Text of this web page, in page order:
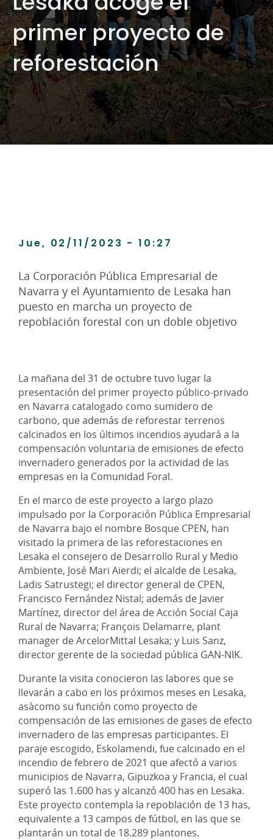
primer proyecto de
reforestación
Jue, 02/11/2023 - 10:27
La Corporación Pública Empresarial de
Navarra y el Ayuntamiento de Lesaka han
puesto en marcha un proyecto de
repoblación forestal con un doble objetivo
La mañana del 31 de octubre tuvo lugar la
presentación del primer proyecto público-privado
en Navarra catalogado como sumidero de
carbono, que además de reforestar terrenos
calcinados en los últimos incendios ayudará a la
compensación voluntaria de emisiones de efecto
invernadero generados por la actividad de las
empresas en la Comunidad Foral.
En el marco de este proyecto a largo plazo
impulsado por la Corporación Pública Empresarial
de Navarra bajo el nombre Bosque CPEN, han
visitado la primera de las reforestaciones en
Lesaka el consejero de Desarrollo Rural y Medio
Ambiente, José Mari Aierdi; el alcalde de Lesaka,
Ladis Satrustegi; el director general de CPEN,
Francisco Fernández Nistal; además de Javier
Martínez, director del área de Acción Social Caja
Rural de Navarra; François Delamarre, plant
manager de ArcelorMittal Lesaka; y Luis Sanz,
director gerente de la sociedad pública GAN-NIK.
Durante la visita conocieron las labores que se
llevarán a cabo en los próximos meses en Lesaka,
asàcomo su función como proyecto de
compensación de las emisiones de gases de efecto
invernadero de las empresas participantes. El
paraje escogido, Eskolamendi, fue calcinado en el
incendio de febrero de 2021 que afectó a varios
municipios de Navarra, Gipuzkoa y Francia, el cual
superó las 1.600 has y alcanzó 400 has en Lesaka.
Este proyecto contempla la repoblación de 13 has,
equivalente a 13 campos de fútbol, en las que se
plantarán un total de 18.289 plantones.